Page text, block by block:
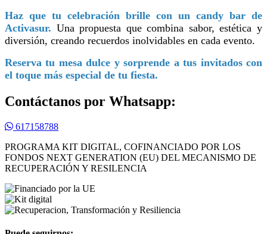
Haz que tu celebración brille con un candy bar de
Activasur. Una propuesta que combina sabor, estética y
diversión, creando recuerdos inolvidables en cada evento.
Reserva tu mesa dulce y sorprende a tus invitados con
el toque más especial de tu fiesta.
Contáctanos por Whatsapp:
617158788
PROGRAMA KIT DIGITAL, COFINANCIADO POR LOS
FONDOS NEXT GENERATION (EU) DEL MECANISMO DE
RECUPERACIÓN Y RESILENCIA